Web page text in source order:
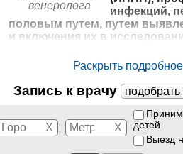
венеролога
инфекций,
половым путем, путем
и включения их в
дерматологии и венерологии. В
специалист может выбрать
работы: дерматология или
необходимости венеролог
дерматологический прием и
педиатрические венерологи
обследование, поскольку
Раскрыть
Запись к врачу подобрать
X X
детей
Выезд